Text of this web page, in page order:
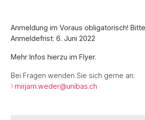
Anmeldung im Voraus obligatorisch!
Anmeldefrist: 6. Juni 2022
Mehr Infos hierzu im Flyer.
Bei Fragen wenden Sie sich gerne an:
mirjam.weder@unibas.ch